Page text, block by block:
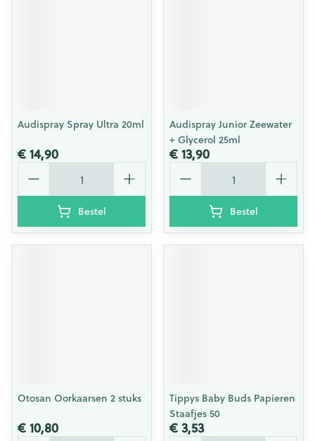
Audispray Spray Ultra 20ml
€ 14,90
Aantal
Bestel
Audispray Junior Zeewater
+ Glycerol 25ml
€ 13,90
Aantal
Bestel
Otosan Oorkaarsen 2 stuks
€ 10,80
Tippys Baby Buds Papieren
Staafjes 50
€ 3,53